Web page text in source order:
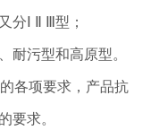
分Ⅰ Ⅱ Ⅲ型；
污型和高原型。
各项要求，产品抗
求。